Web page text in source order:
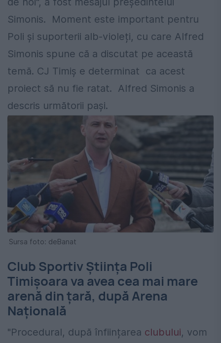
Simonis. Moment este important pentru
Poli și suporterii alb-violeți, cu care Alfred
Simonis spune că a discutat pe această
temă. CJ Timiș e determinat ca acest
proiect să nu fie ratat. Alfred Simonis a
descris următorii pași.
Sursa foto: deBanat
Club Sportiv Știința Poli
Timișoara va avea cea mai mare
arenă din țară, după Arena
Națională
"Procedural, după înființarea clubului, vom